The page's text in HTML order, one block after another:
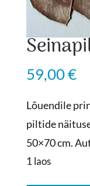
59,00€
Lõuendile
piltide
50×70 cm.
1 laos